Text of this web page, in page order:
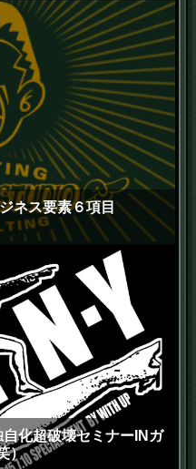
ネス要素６項目
化超破壊セミナーINガ
）